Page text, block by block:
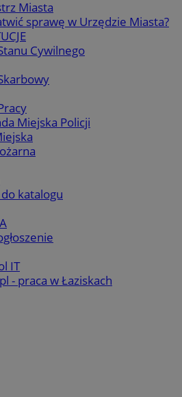
Miasta
sprawę w Urzędzie Miasta?
Cywilnego
Miejska Policji
katalogu
IT
- praca w Łaziskach